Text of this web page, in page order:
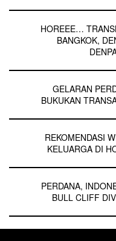
HOREEE…
BANGKOK,
GELARAN
BUKUKAN
REKOMENDASI
KELUARGA DI
PERDANA,
BULL CLIFF